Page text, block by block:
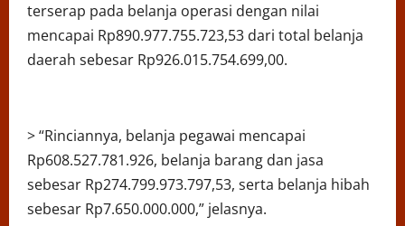
terserap pada belanja operasi dengan nilai
mencapai Rp890.977.755.723,53 dari total belanja
daerah sebesar Rp926.015.754.699,00.
> “Rinciannya, belanja pegawai mencapai
Rp608.527.781.926, belanja barang dan jasa
sebesar Rp274.799.973.797,53, serta belanja hibah
sebesar Rp7.650.000.000,” jelasnya.